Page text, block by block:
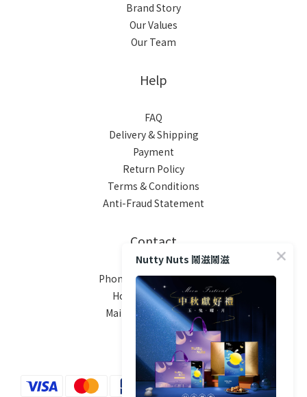
Brand Story
Our Values
Our Team
Help
FAQ
Delivery & Shipping
Payment
Return Policy
Terms & Conditions
Anti-Fraud Statement
Contact
Phone / XX-XXX-XXX-XXX
Hours / XXXX-XXXX
Mail / XXX@XXXX.COM
Nutty Nuts 鬧滋鬧滋